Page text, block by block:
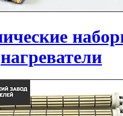
нагреватели